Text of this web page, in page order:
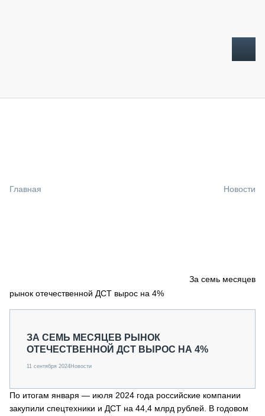
СПЕЦПРОЕКТЫ
О ПРОЕКТЕ
Главная Новости
За семь месяцев
рынок отечественной ДСТ вырос на 4%
ЗА СЕМЬ МЕСЯЦЕВ РЫНОК
ОТЕЧЕСТВЕННОЙ ДСТ ВЫРОС НА 4%
11 сентября 2024Новости
По итогам января — июля 2024 года российские компании
закупили спецтехники и ДСТ на 44,4 млрд рублей. В годовом